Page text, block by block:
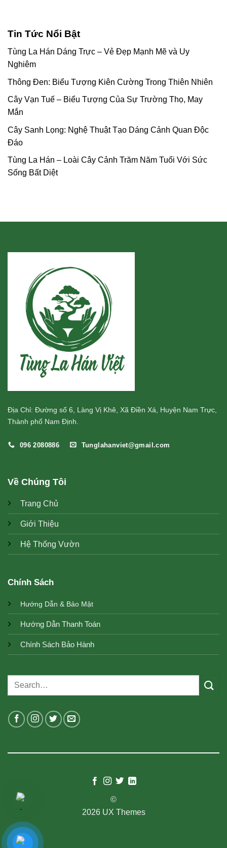
Tin Tức Nổi Bật
Tùng La Hán Dáng Trực – Vẻ Đẹp Mạnh Mẽ và Uy
Nghiêm
Thông Đen: Biểu Tượng Kiên Cường Trong Thiên Nhiên
Cây Vạn Tuế – Biểu Tượng Của Sự Trường Thọ, May
Mắn
Cây Sanh Lọng: Nghệ Thuật Tạo Dáng Cảnh Quan Độc
Đáo
Tùng La Hán – Loài Cây Cảnh Trăm Năm Tuổi Với Sức
Sống Bất Diệt
Địa Chỉ: Đường số 6, Làng Vị Khê, Xã Điền Xá, Huyện Nam Trực,
Thành phố Nam Định.
096 2080886 Tunglahanviet@gmail.com
Về Chúng Tôi
Trang Chủ
Giới Thiệu
Hệ Thống Vườn
Chính Sách
Hướng Dẫn & Bảo Mật
Hướng Dẫn Thanh Toán
Chính Sách Bảo Hành
Search
©
2026 UX Themes